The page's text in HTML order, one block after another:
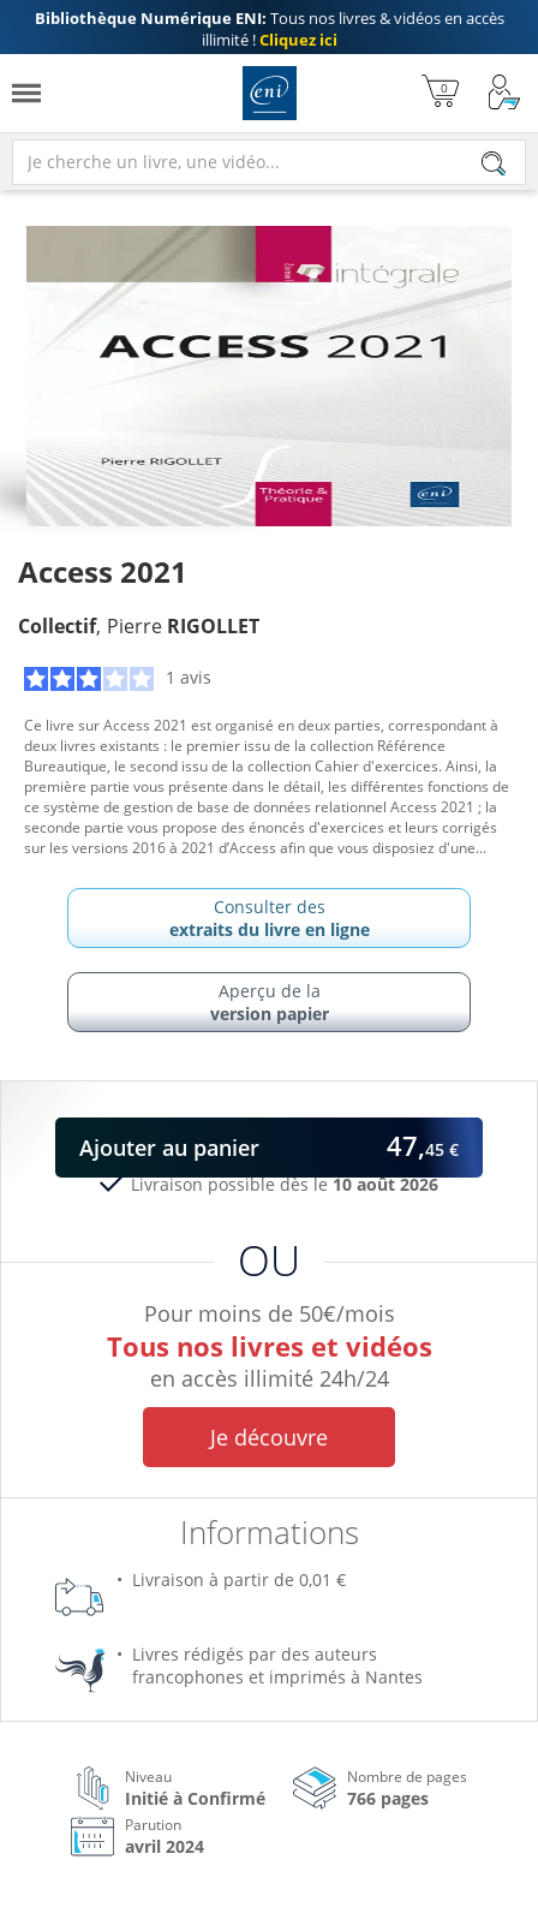
Bibliothèque Numérique ENI: Tous nos livres & vidéos en accès
illimité !Cliquez ici
Access 2021
Collectif Pierre RIGOLLET
1 avis
OU
Pour moins de 50€/mois
Tous nos livres et vidéos
en accès illimité 24h/24
Je découvre
Informations
Livraison possible dès le10 août 2026
Livraison à partir de 0,01 €
Livres rédigés par des auteurs
francophones et imprimés à Nantes
Ajouter au panier 47,45 €
Ce livre sur Access 2021 est organisé en deux parties, correspondant à
deux livres existants : le premier issu de la collection Référence
Bureautique, le second issu de la collection Cahier d'exercices. Ainsi, la
première partie vous présente dans le détail, les différentes fonctions de
ce système de gestion de base de données relationnel Access 2021 ; la
seconde partie vous propose des énoncés d'exercices et leurs corrigés
sur les versions 2016 à 2021 d’Access afin que vous disposiez d'une...
Consulter des
extraits du livre en ligne
Aperçu de la
version papier
Niveau
Initié à Confirmé
Nombre de pages
766 pages
Parution
avril 2024